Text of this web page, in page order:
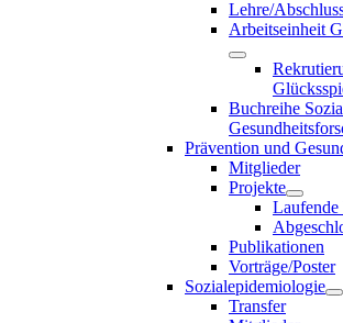
Lehre/
Arbeitseinheit
Buchreihe
Prävention und
Mitglieder
Projekte
Laufende
Publikationen
Vorträge/Poster
Sozialepidemiologie
Transfer